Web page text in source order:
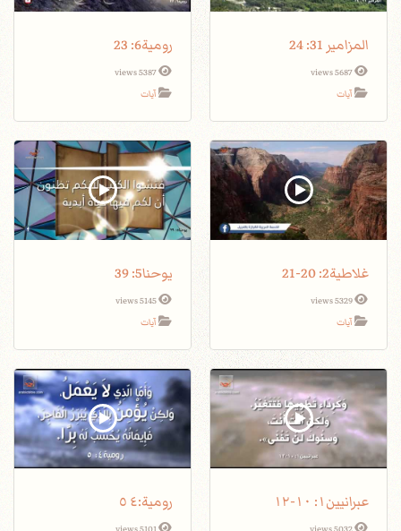
المزامير 31: 24
5687 views
آيات
رومية6: 23
5387 views
آيات
غلاطية2: 20-21
5329 views
آيات
يوحنا5: 39
5145 views
آيات
عبرانيين١: ١٠-١٢